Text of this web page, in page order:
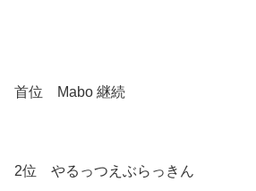
首位 Mabo 継続
2位 やるっつえぶらっきん